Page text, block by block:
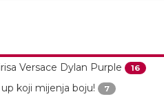
Versace Dylan Purple
16
koji mijenja boju! 7